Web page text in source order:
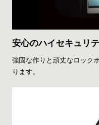
安心のハイセキュリ
強固な作りと頑丈なロック
ります。